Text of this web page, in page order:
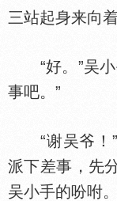
三站起身来向
“好。”吴小
事吧。”
“谢吴爷！”
派下差事，先
吴小手的吩咐。